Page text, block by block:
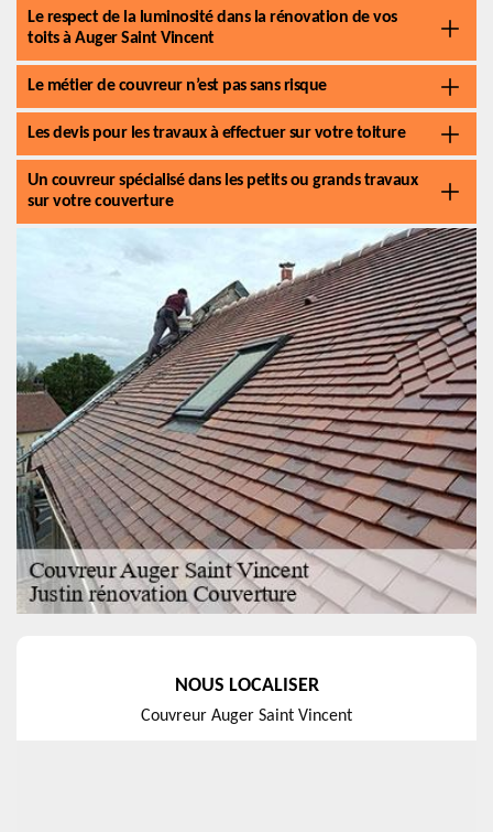
Le respect de la luminosité dans la rénovation de vos
toits à Auger Saint Vincent
Le métier de couvreur n’est pas sans risque
Les devis pour les travaux à effectuer sur votre toiture
Un couvreur spécialisé dans les petits ou grands travaux
sur votre couverture
NOUS LOCALISER
Couvreur Auger Saint Vincent